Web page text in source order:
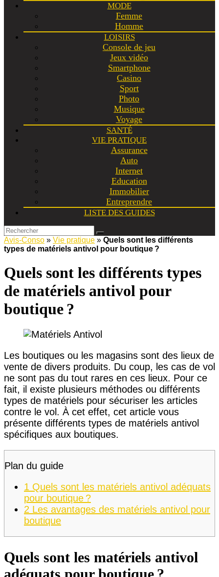
MODE
Femme
Homme
LOISIRS
Console de jeu
Jeux vidéo
Smartphone
Casino
Sport
Photo
Musique
Voyage
SANTÉ
VIE PRATIQUE
Assurance
Auto
Internet
Education
Immobilier
Entreprendre
LISTE DES GUIDES
Avis-Conso » Vie pratique » Quels sont les différents
types de matériels antivol pour boutique ?
Quels sont les différents types
de matériels antivol pour
boutique ?
Les boutiques ou les magasins sont des lieux de
vente de divers produits. Du coup, les cas de vol
ne sont pas du tout rares en ces lieux. Pour ce
fait, il existe plusieurs méthodes ou différents
types de matériels pour sécuriser les articles
contre le vol. À cet effet, cet article vous
présente différents types de matériels antivol
spécifiques aux boutiques.
Plan du guide
1 Quels sont les matériels antivol adéquats
pour boutique ?
2 Les avantages des matériels antivol pour
boutique
Quels sont les matériels antivol
adéquats pour boutique ?